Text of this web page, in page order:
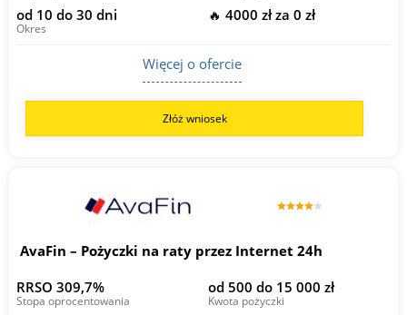
od 10 do 30 dni
Okres
🔥 4000 zł za 0 zł
Więcej o ofercie
Złóż wniosek
AvaFin – Pożyczki na raty przez Internet 24h
RRSO 309,7%
Stopa oprocentowania
od 500 do 15 000 zł
Kwota pożyczki